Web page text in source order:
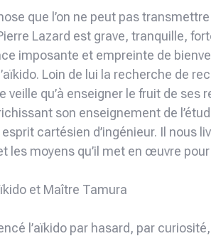
que l’on ne peut pas
Lazard est grave, tranquille,
imposante et empreinte de
Loin de lui la recherche de
veille qu’à enseigner le fruit de ses
son enseignement de
cartésien d’ingénieur. Il nous
les moyens qu’il met en œuvre pour
et Maître Tamura
l’aïkido par hasard, par